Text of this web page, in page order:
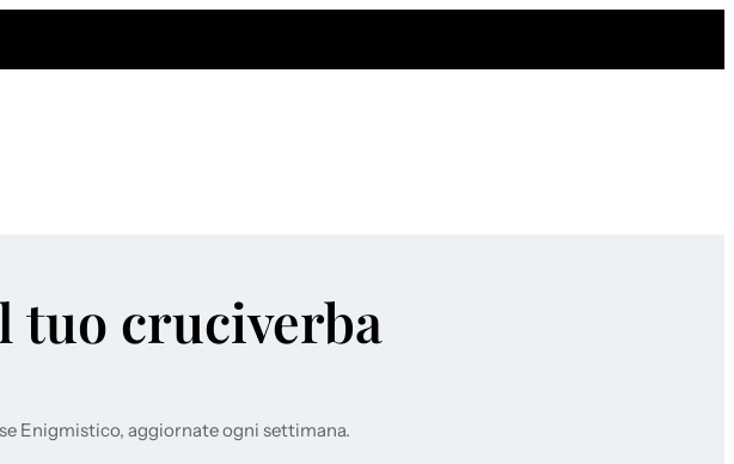
tuo cruciverba
Enigmistico, aggiornate ogni settimana.